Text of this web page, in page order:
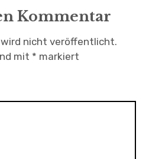
Kommentar
wird nicht veröffentlicht.
mit * markiert